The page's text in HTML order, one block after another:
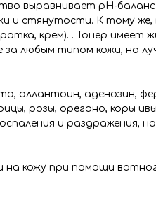
выравнивает рН-
и стянутости. К тому
крем). . Тонер имеет
любым типом кожи, но
аллантоин, аденозин,
розы, орегано, коры
и раздражения,
кожу при помощи